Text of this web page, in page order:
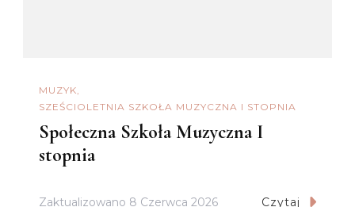
MUZYK
SZEŚCIOLETNIA SZKOŁA MUZYCZNA I STOPNIA
Społeczna Szkoła Muzyczna I
stopnia
Zaktualizowano 8 Czerwca 2026 Czytaj